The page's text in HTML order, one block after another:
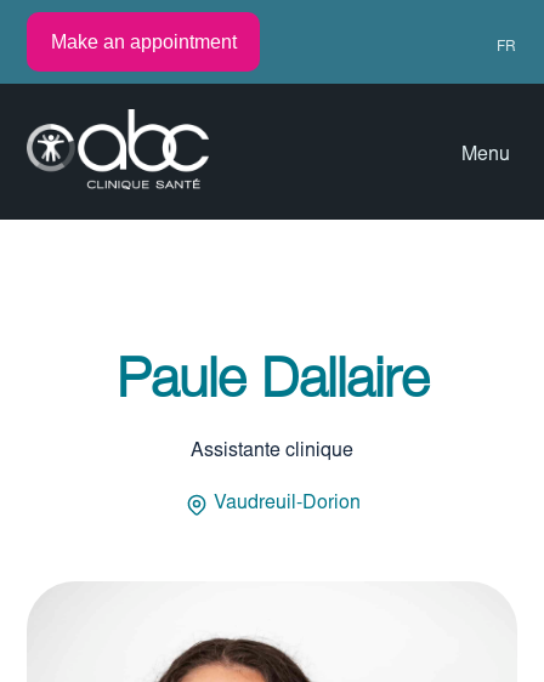
Make an appointment FR
Menu
Paule Dallaire
Assistante clinique
Vaudreuil-Dorion